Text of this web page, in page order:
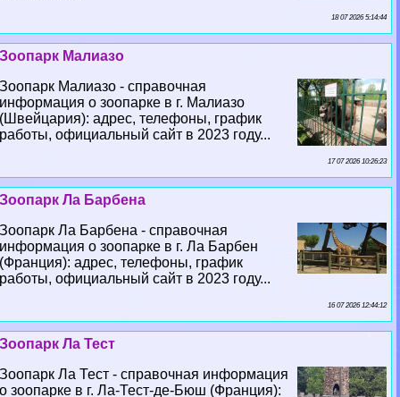
18 07 2026 5:14:44
Зоопарк Малиазо
Зоопарк Малиазо - справочная
информация о зоопарке в г. Малиазо
(Швейцария): адрес, телефоны, график
работы, официальный сайт в 2023 году...
17 07 2026 10:26:23
Зоопарк Ла Барбена
Зоопарк Ла Барбена - справочная
информация о зоопарке в г. Ла Барбен
(Франция): адрес, телефоны, график
работы, официальный сайт в 2023 году...
16 07 2026 12:44:12
Зоопарк Ла Тест
Зоопарк Ла Тест - справочная информация
о зоопарке в г. Ла-Тест-де-Бюш (Франция):